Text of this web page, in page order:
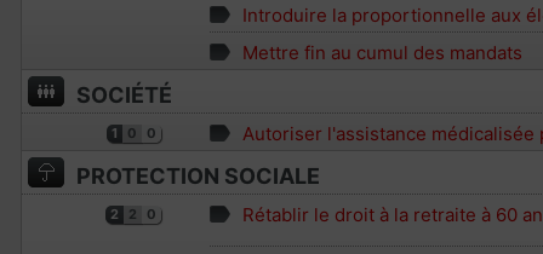
Introduire la proportionnelle aux
Mettre fin au cumul des mandats
SOCIÉTÉ
1 0 0 Autoriser l'assistance médicalisée
PROTECTION SOCIALE
2 2 0 Rétablir le droit à la retraite à 60